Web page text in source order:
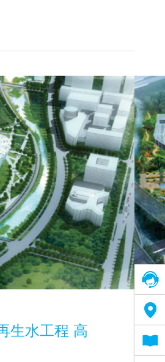
生水工程 高
在线客服
电子说明书